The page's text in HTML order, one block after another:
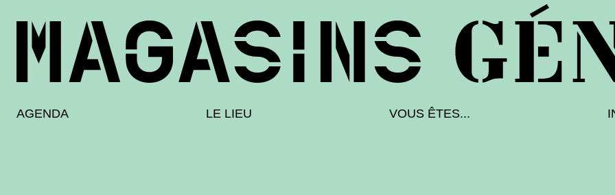
AGENDA LE LIEU VOUS ÊTES...